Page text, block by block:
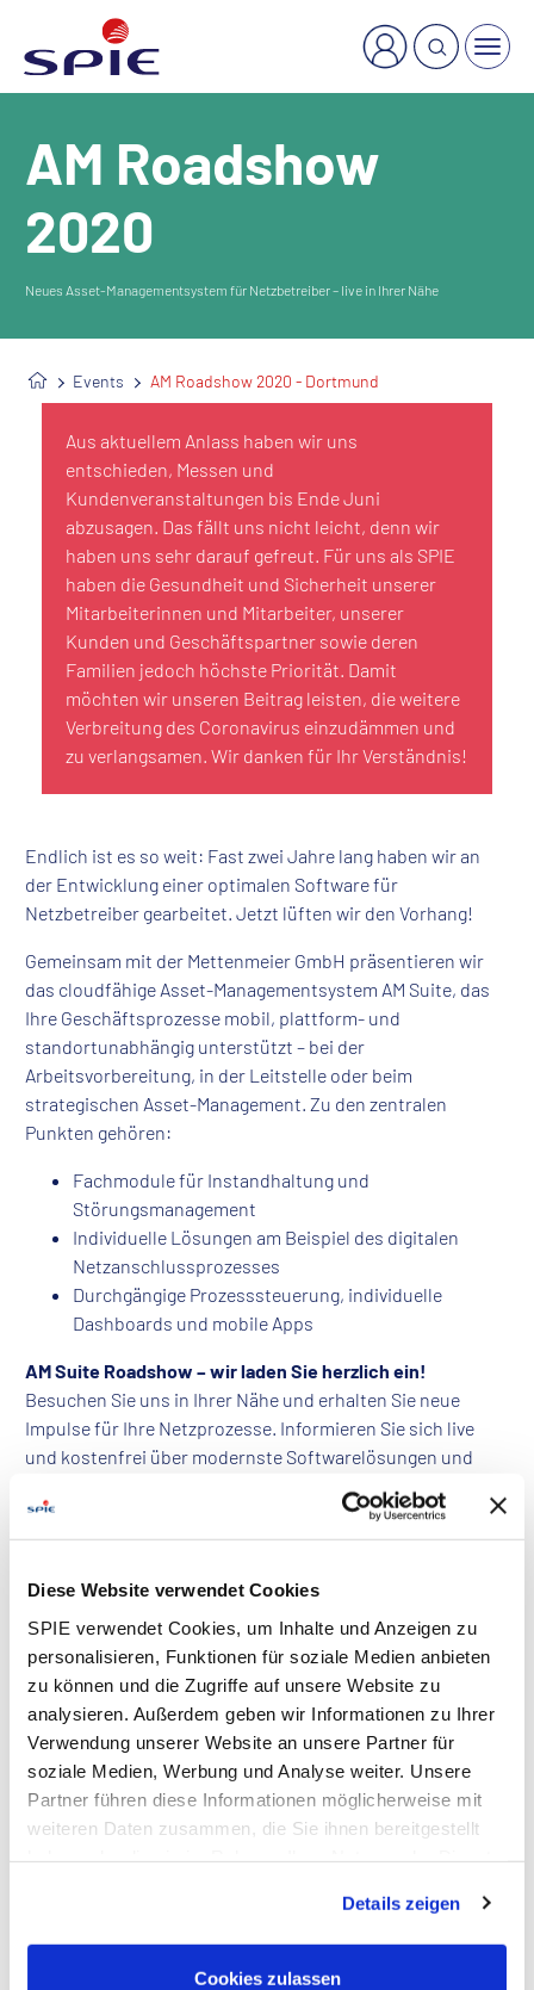
Diese Website verwendet Cookies
SPIE verwendet Cookies, um Inhalte und Anzeigen zu
personalisieren, Funktionen für soziale Medien anbieten
zu können und die Zugriffe auf unsere Website zu
analysieren. Außerdem geben wir Informationen zu Ihrer
Verwendung unserer Website an unsere Partner für
soziale Medien, Werbung und Analyse weiter. Unsere
Partner führen diese Informationen möglicherweise mit
weiteren Daten zusammen, die Sie ihnen bereitgestellt
Verarbeitung Ihrer Daten in den USA ein. Alle weiteren
Informationen zu Cookies finden Sie in unseren
Datenschutzhinweisen.
Details zeigen
Cookies zulassen
AM Roadshow
2020
Neues Asset-Managementsystem für Netzbetreiber – live in Ihrer Nähe
Events AM Roadshow 2020 - Dortmund
Aus aktuellem Anlass haben wir uns
entschieden, Messen und
Kundenveranstaltungen bis Ende Juni
abzusagen. Das fällt uns nicht leicht, denn wir
haben uns sehr darauf gefreut. Für uns als SPIE
haben die Gesundheit und Sicherheit unserer
Mitarbeiterinnen und Mitarbeiter, unserer
Kunden und Geschäftspartner sowie deren
Familien jedoch höchste Priorität. Damit
möchten wir unseren Beitrag leisten, die weitere
Verbreitung des Coronavirus einzudämmen und
zu verlangsamen. Wir danken für Ihr Verständnis!
Endlich ist es so weit: Fast zwei Jahre lang haben wir an
der Entwicklung einer optimalen Software für
Netzbetreiber gearbeitet. Jetzt lüften wir den Vorhang!
Gemeinsam mit der Mettenmeier GmbH präsentieren wir
das cloudfähige Asset-Managementsystem AM Suite, das
Ihre Geschäftsprozesse mobil, plattform- und
standortunabhängig unterstützt – bei der
Arbeitsvorbereitung, in der Leitstelle oder beim
strategischen Asset-Management. Zu den zentralen
Punkten gehören:
Fachmodule für Instandhaltung und
Störungsmanagement
Individuelle Lösungen am Beispiel des digitalen
Netzanschlussprozesses
Durchgängige Prozesssteuerung, individuelle
Dashboards und mobile Apps
AM Suite Roadshow – wir laden Sie herzlich ein!
Besuchen Sie uns in Ihrer Nähe und erhalten Sie neue
Impulse für Ihre Netzprozesse. Informieren Sie sich live
und kostenfrei über modernste Softwarelösungen und
nutzen Sie die Gelegenheit zum Erfahrungsaustausch mit
anderen Netzbetreibern:
19.03.2020 in Hamburg
24.03.2020 in Kaiserslautern
26.03.2020 in Regensburg
Wir freuen uns, Sie auf einem unserer Roadshow-Terminen
begrüßen zu dürfen!
Zur Anmeldung